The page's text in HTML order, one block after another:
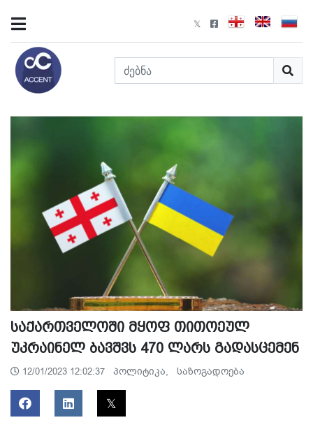
საქართველოში მყოფ თითოეულ
უკრაინელ ბავშვს 470 ლარს გადასცემენ
12/01/2023 12:02:37 პოლიტიკა, საზოგადოება